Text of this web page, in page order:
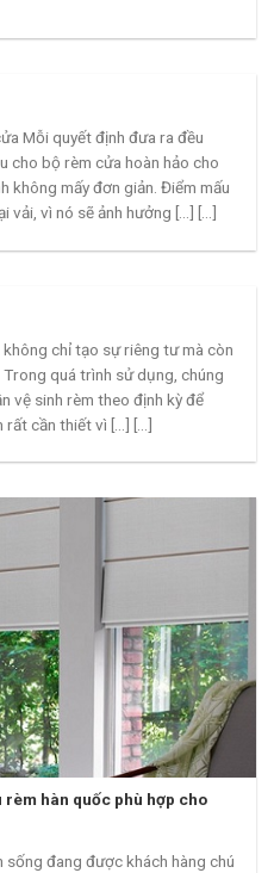
Mỗi quyết định đưa ra đều
cho bộ rèm cửa hoàn hảo cho
không mấy đơn giản. Điểm mấu
vì nó sẽ ảnh hưởng [...] [...]
chỉ tạo sự riêng tư mà còn
quá trình sử dụng, chúng
vệ sinh rèm theo định kỳ để
cần thiết vì [...] [...]
hàn quốc phù hợp cho
sống đang được khách hàng chú